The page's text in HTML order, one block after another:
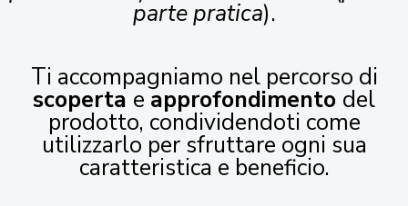
parte pratica).
Ti accompagniamo nel percorso di
scoperta e approfondimento del
prodotto, condividendoti come
utilizzarlo per sfruttare ogni sua
caratteristica e beneficio.